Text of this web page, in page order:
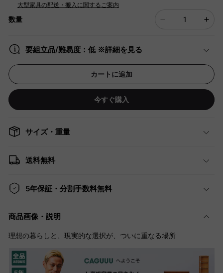
大型家具の配送・搬入に関するご案内
数量
要組立品/難易度：低 ※詳細を見る
カートに追加
今すぐ購入
サイズ・重量
送料無料
5年保証・分割手数料無料
商品画像・説明
理想の暮らしと、現実的な選択が、ついに重なる場所